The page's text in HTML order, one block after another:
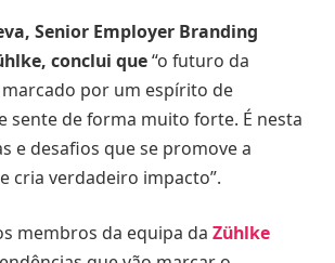
Senior Employer Branding
conclui que“o futuro da
por um espírito de
sente de forma muito forte. É nesta
e desafios que se promove a
cria verdadeiro impacto”.
membros da equipa da Zühlke